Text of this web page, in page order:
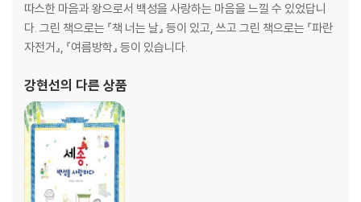
따스한 마음과 왕으로서 백성을 사랑하는 마음을 느낄 수 있었답니
다. 그린 책으로는 『책 너는 날』 등이 있고, 쓰고 그린 책으로는 『파란
자전거』, 『여름방학』 등이 있습니다.
강현선의 다른 상품